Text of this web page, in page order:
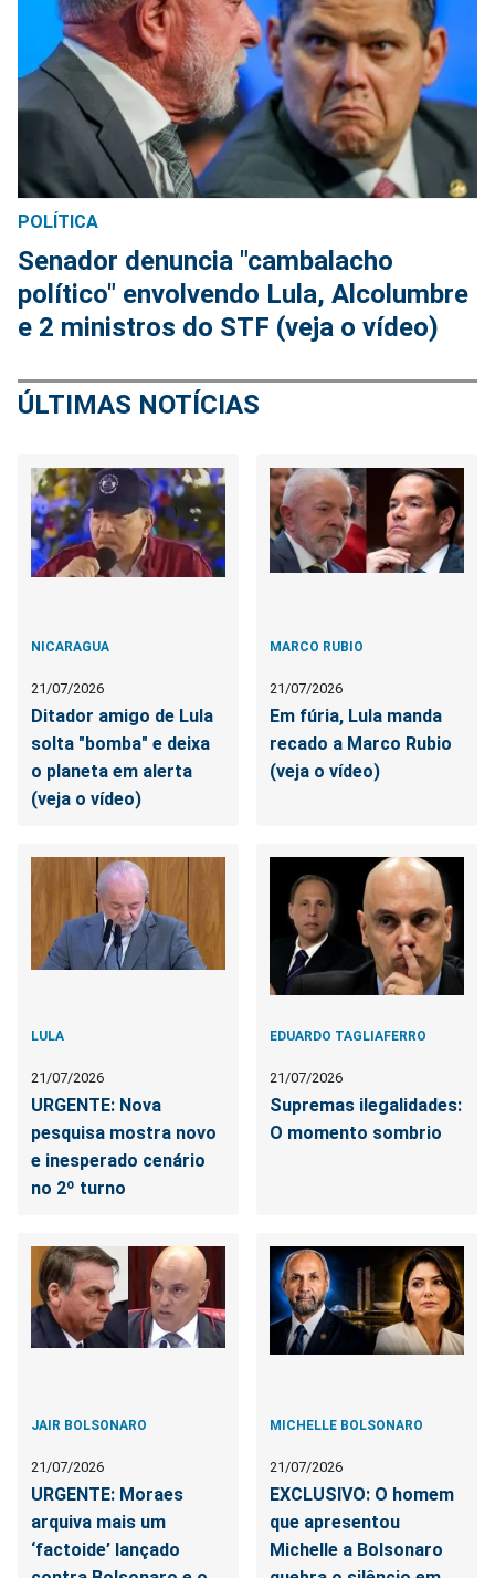
POLÍTICA
Senador denuncia "cambalacho
político" envolvendo Lula, Alcolumbre
e 2 ministros do STF (veja o vídeo)
ÚLTIMAS NOTÍCIAS
NICARAGUA
21/07/2026
Ditador amigo de Lula
solta "bomba" e deixa
o planeta em alerta
(veja o vídeo)
MARCO RUBIO
21/07/2026
Em fúria, Lula manda
recado a Marco Rubio
(veja o vídeo)
LULA
21/07/2026
URGENTE: Nova
pesquisa mostra novo
e inesperado cenário
no 2º turno
EDUARDO TAGLIAFERRO
21/07/2026
Supremas ilegalidades:
O momento sombrio
JAIR BOLSONARO
21/07/2026
URGENTE: Moraes
arquiva mais um
‘factoide’ lançado
MICHELLE BOLSONARO
21/07/2026
EXCLUSIVO: O homem
que apresentou
Michelle a Bolsonaro